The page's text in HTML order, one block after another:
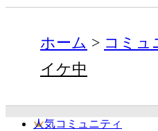
ホーム コミュ
イケ中
人気コミュニティ